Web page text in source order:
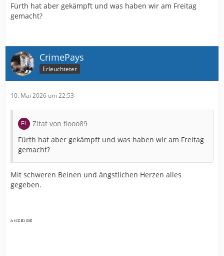
Fürth hat aber gekämpft und was haben wir am Freitag
gemacht?
CrimePays
Erleuchteter
10. Mai 2026 um 22:53
Zitat von flooo89
Fürth hat aber gekämpft und was haben wir am Freitag
gemacht?
Mit schweren Beinen und ängstlichen Herzen alles
gegeben.